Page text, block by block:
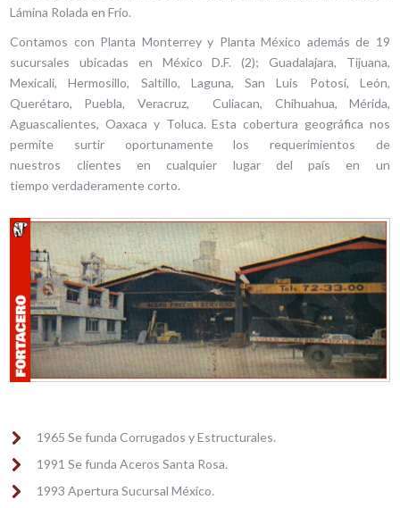
Lámina Rolada en Frío.
Contamos con Planta Monterrey y Planta México además de 19
sucursales ubicadas en México D.F. (2); Guadalajara, Tijuana,
Mexicali, Hermosillo, Saltillo, Laguna, San Luis Potosí, León,
Querétaro, Puebla, Veracruz, Culiacan, Chihuahua, Mérida,
Aguascalientes, Oaxaca y Toluca. Esta cobertura geográfica nos
permite surtir oportunamente los requerimientos de
nuestros clientes en cualquier lugar del país en un
tiempo verdaderamente corto.
1965 Se funda Corrugados y Estructurales.
1991 Se funda Aceros Santa Rosa.
1993 Apertura Sucursal México.